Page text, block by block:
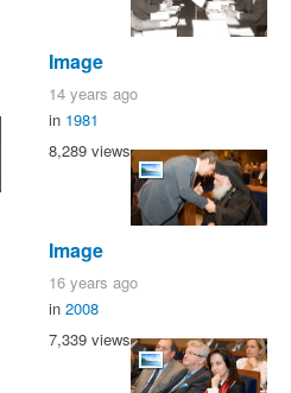
Image
14 years ago
in 1981
8,289 views
Image
16 years ago
in 2008
7,339 views